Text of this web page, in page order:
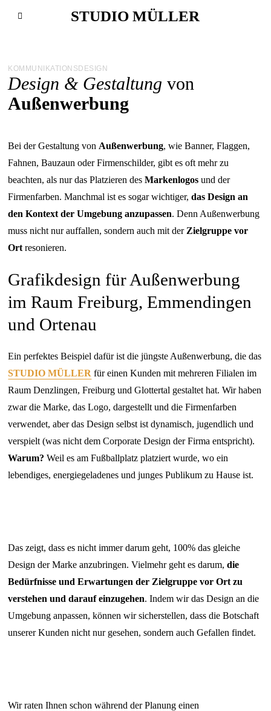
STUDIO MÜLLER
KOMMUNIKATIONSDESIGN
Design & Gestaltung von
Außenwerbung
Bei der Gestaltung von Außenwerbung, wie Banner, Flaggen,
Fahnen, Bauzaun oder Firmenschilder, gibt es oft mehr zu
beachten, als nur das Platzieren desMarkenlogos und der
Firmenfarben. Manchmal ist es sogar wichtiger,das Design an
den Kontext der Umgebung anzupassen. Denn Außenwerbung
muss nicht nur auffallen, sondern auch mit der Zielgruppe vor
Ort resonieren.
Grafikdesign für Außenwerbung
im Raum Freiburg, Emmendingen
und Ortenau
Ein perfektes Beispiel dafür ist die jüngste Außenwerbung, die das
STUDIO MÜLLER für einen Kunden mit mehreren Filialen im
Raum Denzlingen, Freiburg und Glottertal gestaltet hat. Wir haben
zwar die Marke, das Logo, dargestellt und die Firmenfarben
verwendet, aber das Design selbst ist dynamisch, jugendlich und
verspielt (was nicht dem Corporate Design der Firma entspricht).
Warum? Weil es am Fußballplatz platziert wurde, wo ein
lebendiges, energiegeladenes und junges Publikum zu Hause ist.
Das zeigt, dass es nicht immer darum geht, 100% das gleiche
Design der Marke anzubringen. Vielmehr geht es darum,die
Bedürfnisse und Erwartungen der Zielgruppe vor Ort zu
verstehen und darauf einzugehen. Indem wir das Design an die
Umgebung anpassen, können wir sicherstellen, dass die Botschaft
unserer Kunden nicht nur gesehen, sondern auch Gefallen findet.
Wir raten Ihnen schon während der Planung einen